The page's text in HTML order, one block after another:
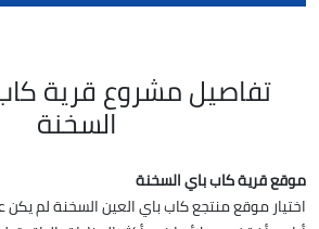
تفاصيل مشروع قرية
السخنة
موقع قرية كاب باي السخنة
اختيار موقع منتجع كاب باي العين السخنة لم يكن